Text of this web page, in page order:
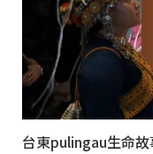
台東pulingau生命